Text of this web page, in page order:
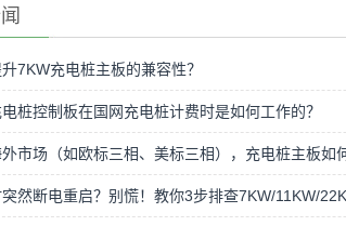
7KW充电桩主板的兼容性？
桩控制板在国网充电桩计费时是如何工作的？
市场（如欧标三相、美标三相），充电桩主板如
然断电重启？别慌！教你3步排查7KW/11KW/